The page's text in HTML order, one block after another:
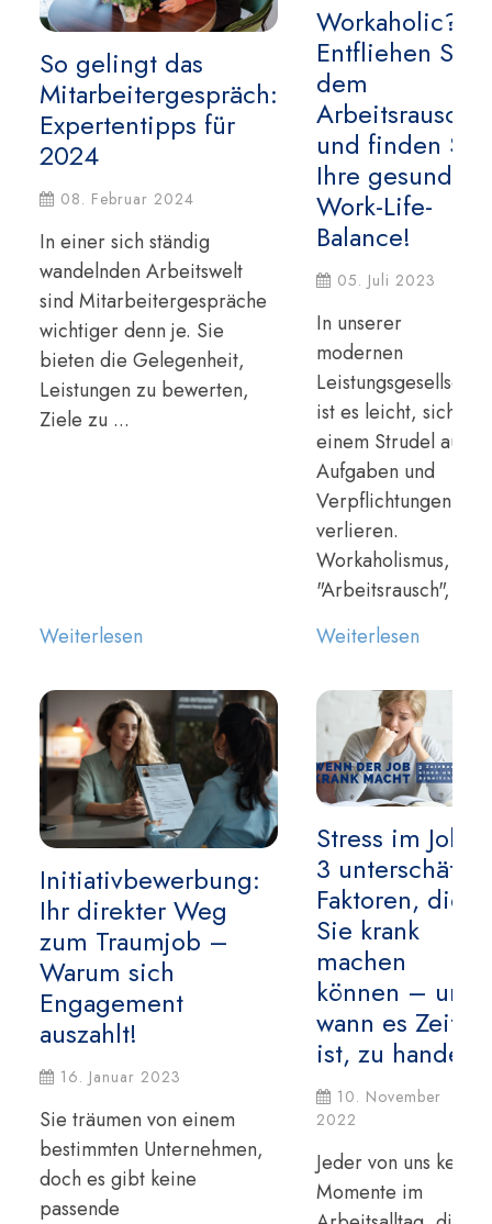
So gelingt das
Mitarbeitergespräch:
Expertentipps für
2024
08. Februar 2024
In einer sich ständig
wandelnden Arbeitswelt
sind Mitarbeitergespräche
wichtiger denn je. Sie
bieten die Gelegenheit,
Leistungen zu bewerten,
Ziele zu ...
Weiterlesen
Workaholic?
Entfliehen Sie
dem
Arbeitsrausch
und finden Sie
Ihre gesunde
Work-Life-
Balance!
05. Juli 2023
In unserer
modernen
Leistungsgesellschaft
ist es leicht, sich in
einem Strudel aus
Aufgaben und
Verpflichtungen zu
verlieren.
Workaholismus, der
"Arbeitsrausch", ...
Weiterlesen
Initiativbewerbung:
Ihr direkter Weg
zum Traumjob –
Warum sich
Engagement
auszahlt!
16. Januar 2023
Sie träumen von einem
bestimmten Unternehmen,
doch es gibt keine
passende
Stress im Job:
3 unterschätzte
Faktoren, die
Sie krank
machen
können – und
wann es Zeit
ist, zu handeln!
10. November
2022
Jeder von uns kennt
Momente im